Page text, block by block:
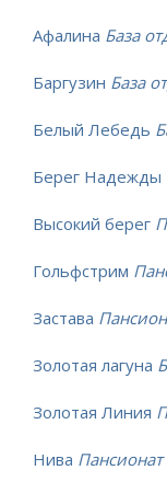
Афалина База
Баргузин База
Белый Лебедь
Берег Надежды
Высокий берег
Гольфстрим
Застава
Золотая лагуна
Золотая Линия
Нива